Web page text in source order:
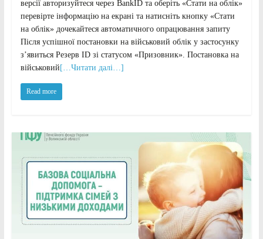
версії авторизуйтеся через BankID та оберіть «Стати на облік»
перевірте інформацію на екрані та натисніть кнопку «Стати
на облік» дочекайтеся автоматичного опрацювання запиту
Після успішної постановки на військовий облік у застосунку
з’явиться Резерв ID зі статусом «Призовник». Постановка на
військовий […Читати далі…]
Read more